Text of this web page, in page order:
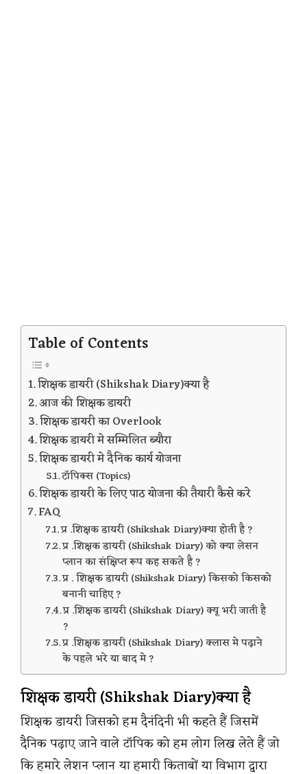
Table of Contents
शिक्षक डायरी (Shikshak Diary)क्या है
आज की शिक्षक डायरी
शिक्षक डायरी का Overlook
शिक्षक डायरी मे सम्मिलित ब्यौरा
शिक्षक डायरी मे दैनिक कार्य योजना
टॉपिक्स (Topics)
शिक्षक डायरी के लिए पाठ योजना की तैयारी कैसे करे
FAQ
प्र .शिक्षक डायरी (Shikshak Diary)क्या होती है ?
प्र .शिक्षक डायरी (Shikshak Diary) को क्या लेसन
प्लान का संक्षिप्त रूप कह सकते है ?
प्र . शिक्षक डायरी (Shikshak Diary) किसको किसको
बनानी चाहिए ?
प्र .शिक्षक डायरी (Shikshak Diary) क्यू भरी जाती है
?
प्र .शिक्षक डायरी (Shikshak Diary) क्लास मे पढ़ाने
के पहले भरे या बाद मे ?
शिक्षक डायरी (Shikshak Diary)क्या है
शिक्षक डायरी जिसको हम दैनंदिनी भी कहते हैं जिसमें
दैनिक पढ़ाए जाने वाले टॉपिक को हम लोग लिख लेते हैं जो
कि हमारे लेशन प्लान या हमारी किताबों या विभाग द्वारा